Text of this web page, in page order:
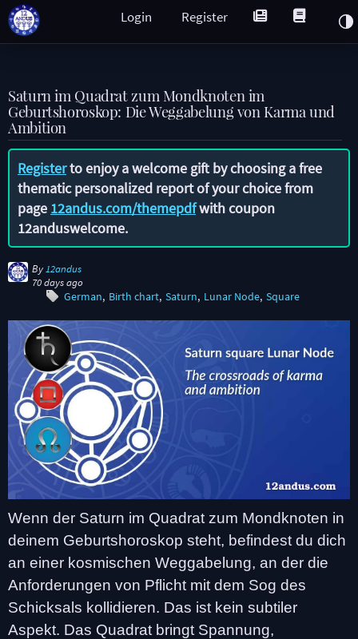
Register
Login
Saturn im Quadrat zum Mondknoten im
Geburtshoroskop: Die Weggabelung von Karma und
Ambition
Registerto enjoy a welcome gift by choosing a free
thematic personalized report of your choice from
page 12andus.com/themepdfwith coupon
12anduswelcome.
By 12andus
70 days ago
German Birth chart Saturn Lunar Node Square
Wenn der Saturn im Quadrat zum Mondknoten in
deinem Geburtshoroskop steht, befindest du dich
an einer kosmischen Weggabelung, an der die
Anforderungen von Pflicht mit dem Sog des
Schicksals kollidieren. Das ist kein subtiler
Aspekt. Das Quadrat bringt Spannung,